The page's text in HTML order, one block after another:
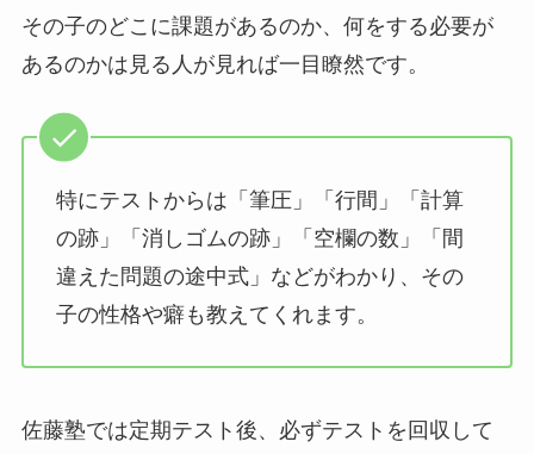
その子のどこに課題があるのか、何をする必要が
あるのかは見る人が見れば一目瞭然です。
特にテストからは「筆圧」「行間」「計算
の跡」「消しゴムの跡」「空欄の数」「間
違えた問題の途中式」などがわかり、その
子の性格や癖も教えてくれます。
佐藤塾では定期テスト後、必ずテストを回収して